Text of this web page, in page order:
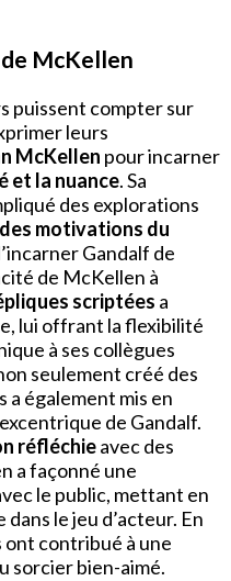
McKellen
puissent compter sur
leurs
McKellen pour incarner
et la nuance. Sa
des explorations
motivations du
Gandalf de
de McKellen à
scriptées a
lui offrant la flexibilité
à ses collègues
seulement créé des
a également mis en
de Gandalf.
réfléchieavec des
a façonné une
le public, mettant en
le jeu d’acteur. En
contribué à une
sorcier bien-aimé.